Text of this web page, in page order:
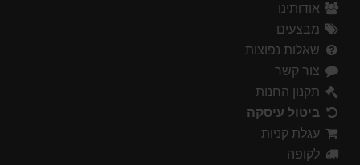
אודותינו
מבצעים
שאלות נפוצות
צור קשר
תקנון החנות
ביטול עיסקה
עגלת קניות
לקופה